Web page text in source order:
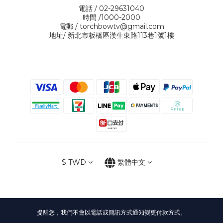
電話 / 02-29631040
時間 /1000-2000
電郵 / torchbowtv@gmail.com
地址/ 新北市板橋區漢生東路113巷1號1樓
$ TWD 繁體中文
提醒您，我們不會以電話或簡訊方式通知變更付款方式。